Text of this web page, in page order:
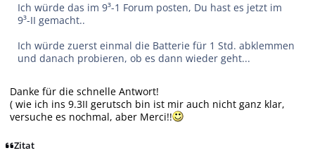
Ich würde das im 9³-1 Forum posten, Du hast es jetzt im
9³-II gemacht..
Ich würde zuerst einmal die Batterie für 1 Std. abklemmen
und danach probieren, ob es dann wieder geht...
Danke für die schnelle Antwort!
( wie ich ins 9.3II gerutsch bin ist mir auch nicht ganz klar,
versuche es nochmal, aber Merci!!
Zitat